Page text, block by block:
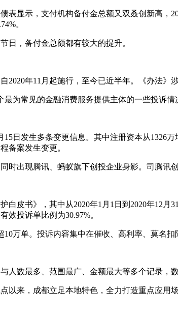
显示，支付机构备付金总额又双叒创新高，
。
日，备付金总额都有较大的提升。
2020年11月起施行，至今已近半年。《办法
为常见的金融消费服务提供主体的一些投诉情
日发生多条变更信息。其中注册资本从1326
备案发生变更。
时出现腾讯、蚂蚁旗下创投企业身影。司腾讯
白皮书》，其中从2020年1月1日到2020年12
效投诉单比例为30.97%。
万单。投诉内容集中在催收、高利率、莫名扣
人数最多、范围最广、金额最大等多个记录，
以来，成都立足本地特色，全力打造重点应用